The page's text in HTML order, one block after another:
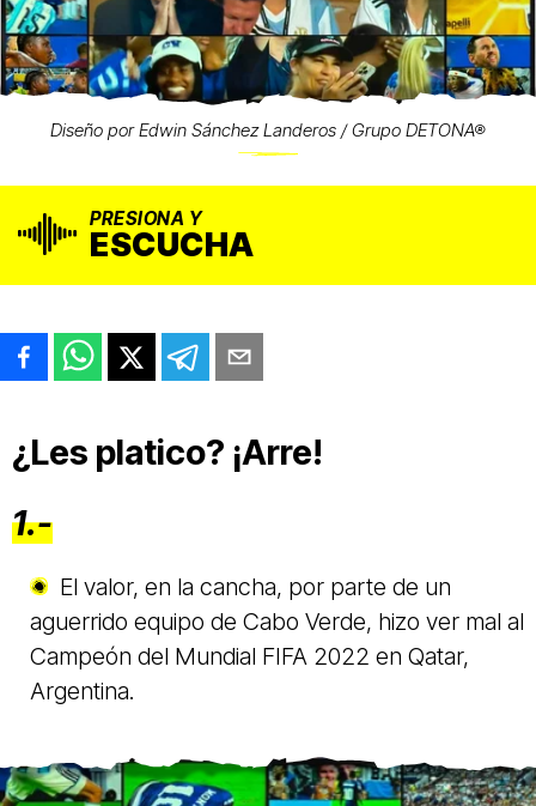
Diseño por Edwin Sánchez Landeros / Grupo DETONA®
PRESIONA Y
ESCUCHA
¿Les platico? ¡Arre!
1.-
El valor, en la cancha, por parte de un
aguerrido equipo de Cabo Verde, hizo ver mal al
Campeón del Mundial FIFA 2022 en Qatar,
Argentina.